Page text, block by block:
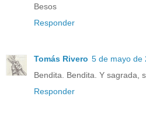
Besos
Responder
Tomás Rivero 5 de mayo de
Bendita. Bendita. Y sagrada,
Responder